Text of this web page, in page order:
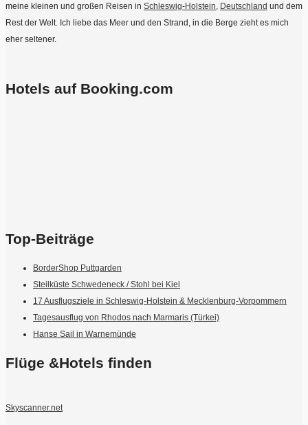
meine kleinen und großen Reisen in Schleswig-Holstein, Deutschland und dem
Rest der Welt. Ich liebe das Meer und den Strand, in die Berge zieht es mich
eher seltener.
Hotels auf Booking.com
Top-Beiträge
BorderShop Puttgarden
Steilküste Schwedeneck / Stohl bei Kiel
17 Ausflugsziele in Schleswig-Holstein & Mecklenburg-Vorpommern
Tagesausflug von Rhodos nach Marmaris (Türkei)
Hanse Sail in Warnemünde
Flüge &Hotels finden
Skyscanner.net